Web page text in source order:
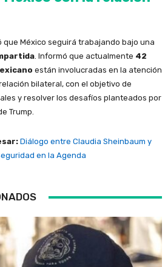
que México seguirá trabajando bajo una
. Informó que actualmente 42
están involucradas en la atención
bilateral, con el objetivo de
y resolver los desafíos planteados por
Trump.
Diálogo entre Claudia Sheinbaum y
en la Agenda